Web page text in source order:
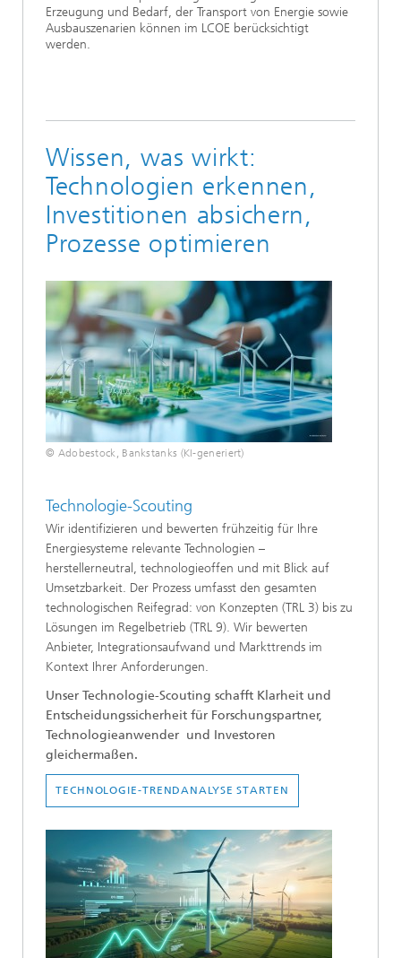
Erzeugung und Bedarf, der Transport von Energie sowie
Ausbauszenarien können im LCOE berücksichtigt
werden.
Wissen, was wirkt:
Technologien erkennen,
Investitionen absichern,
Prozesse optimieren
© Adobestock, Bankstanks (KI-generiert)
Technologie-Scouting
Wir identifizieren und bewerten frühzeitig für Ihre
Energiesysteme relevante Technologien –
herstellerneutral, technologieoffen und mit Blick auf
Umsetzbarkeit. Der Prozess umfasst den gesamten
technologischen Reifegrad: von Konzepten (TRL 3) bis zu
Lösungen im Regelbetrieb (TRL 9). Wir bewerten
Anbieter, Integrationsaufwand und Markttrends im
Kontext Ihrer Anforderungen.
Unser Technologie-Scouting schafft Klarheit und
Entscheidungssicherheit für Forschungspartner,
Technologieanwender und Investoren
gleichermaßen.
TECHNOLOGIE-TRENDANALYSE STARTEN